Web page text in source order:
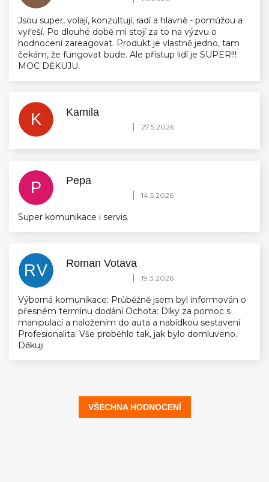
Jsou super, volají, konzultují, radí a hlavně - pomůžou a
vyřeší. Po dlouhé době mi stojí za to na výzvu o
hodnocení zareagovat. Produkt je vlastně jedno, tam
čekám, že fungovat bude. Ale přístup lidí je SUPER!!!
MOC DĚKUJU.
K Kamila
Hodnocení obchodu je 5 z 5 hvězdiček.
| 27.5.2026
P Pepa
Hodnocení obchodu je 5 z 5 hvězdiček.
| 14.5.2026
Super komunikace i servis.
RV Roman Votava
Hodnocení obchodu je 5 z 5 hvězdiček.
| 19.3.2026
Výborná komunikace: Průběžně jsem byl informován o
přesném termínu dodání Ochota: Díky za pomoc s
manipulací a naložením do auta a nabídkou sestavení
Profesionalita: Vše proběhlo tak, jak bylo domluveno.
Děkuji
VŠECHNA HODNOCENÍ